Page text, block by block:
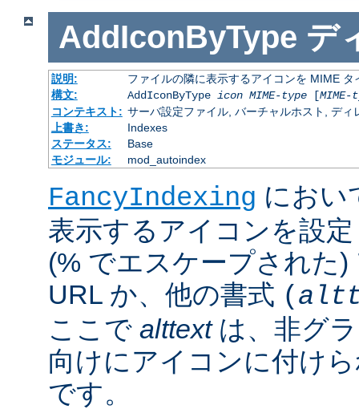
AddIconByType デ
説明:
ファイルの隣に表示するアイコンを MIME タ
構文:
AddIconByType icon MIME-type[MIME-
コンテキスト: サーバ設定ファイル, バーチャルホスト, ディ
上書き:
Indexes
ステータス:
Base
モジュール:
mod_autoindex
FancyIndexing におい
表示するアイコンを設
(% でエスケープされた
URL か、他の書式 (
ここで alttextは、非グ
向けにアイコンに付け
です。